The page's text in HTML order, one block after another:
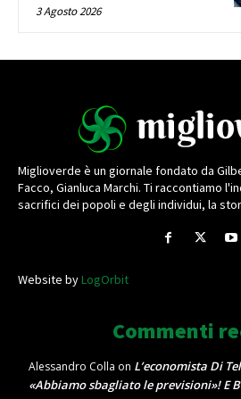
3 Agosto 2026
Miglioverde è un giornale fondato da
Facco, Gianluca Marchi. Ti raccontiamo
sacrifici dei popoli e degli individui, la
Website byLogOrbit
Commenti
Alessandro Colla on L’economista Di
«Abbiamo sbagliato le previsioni»! E